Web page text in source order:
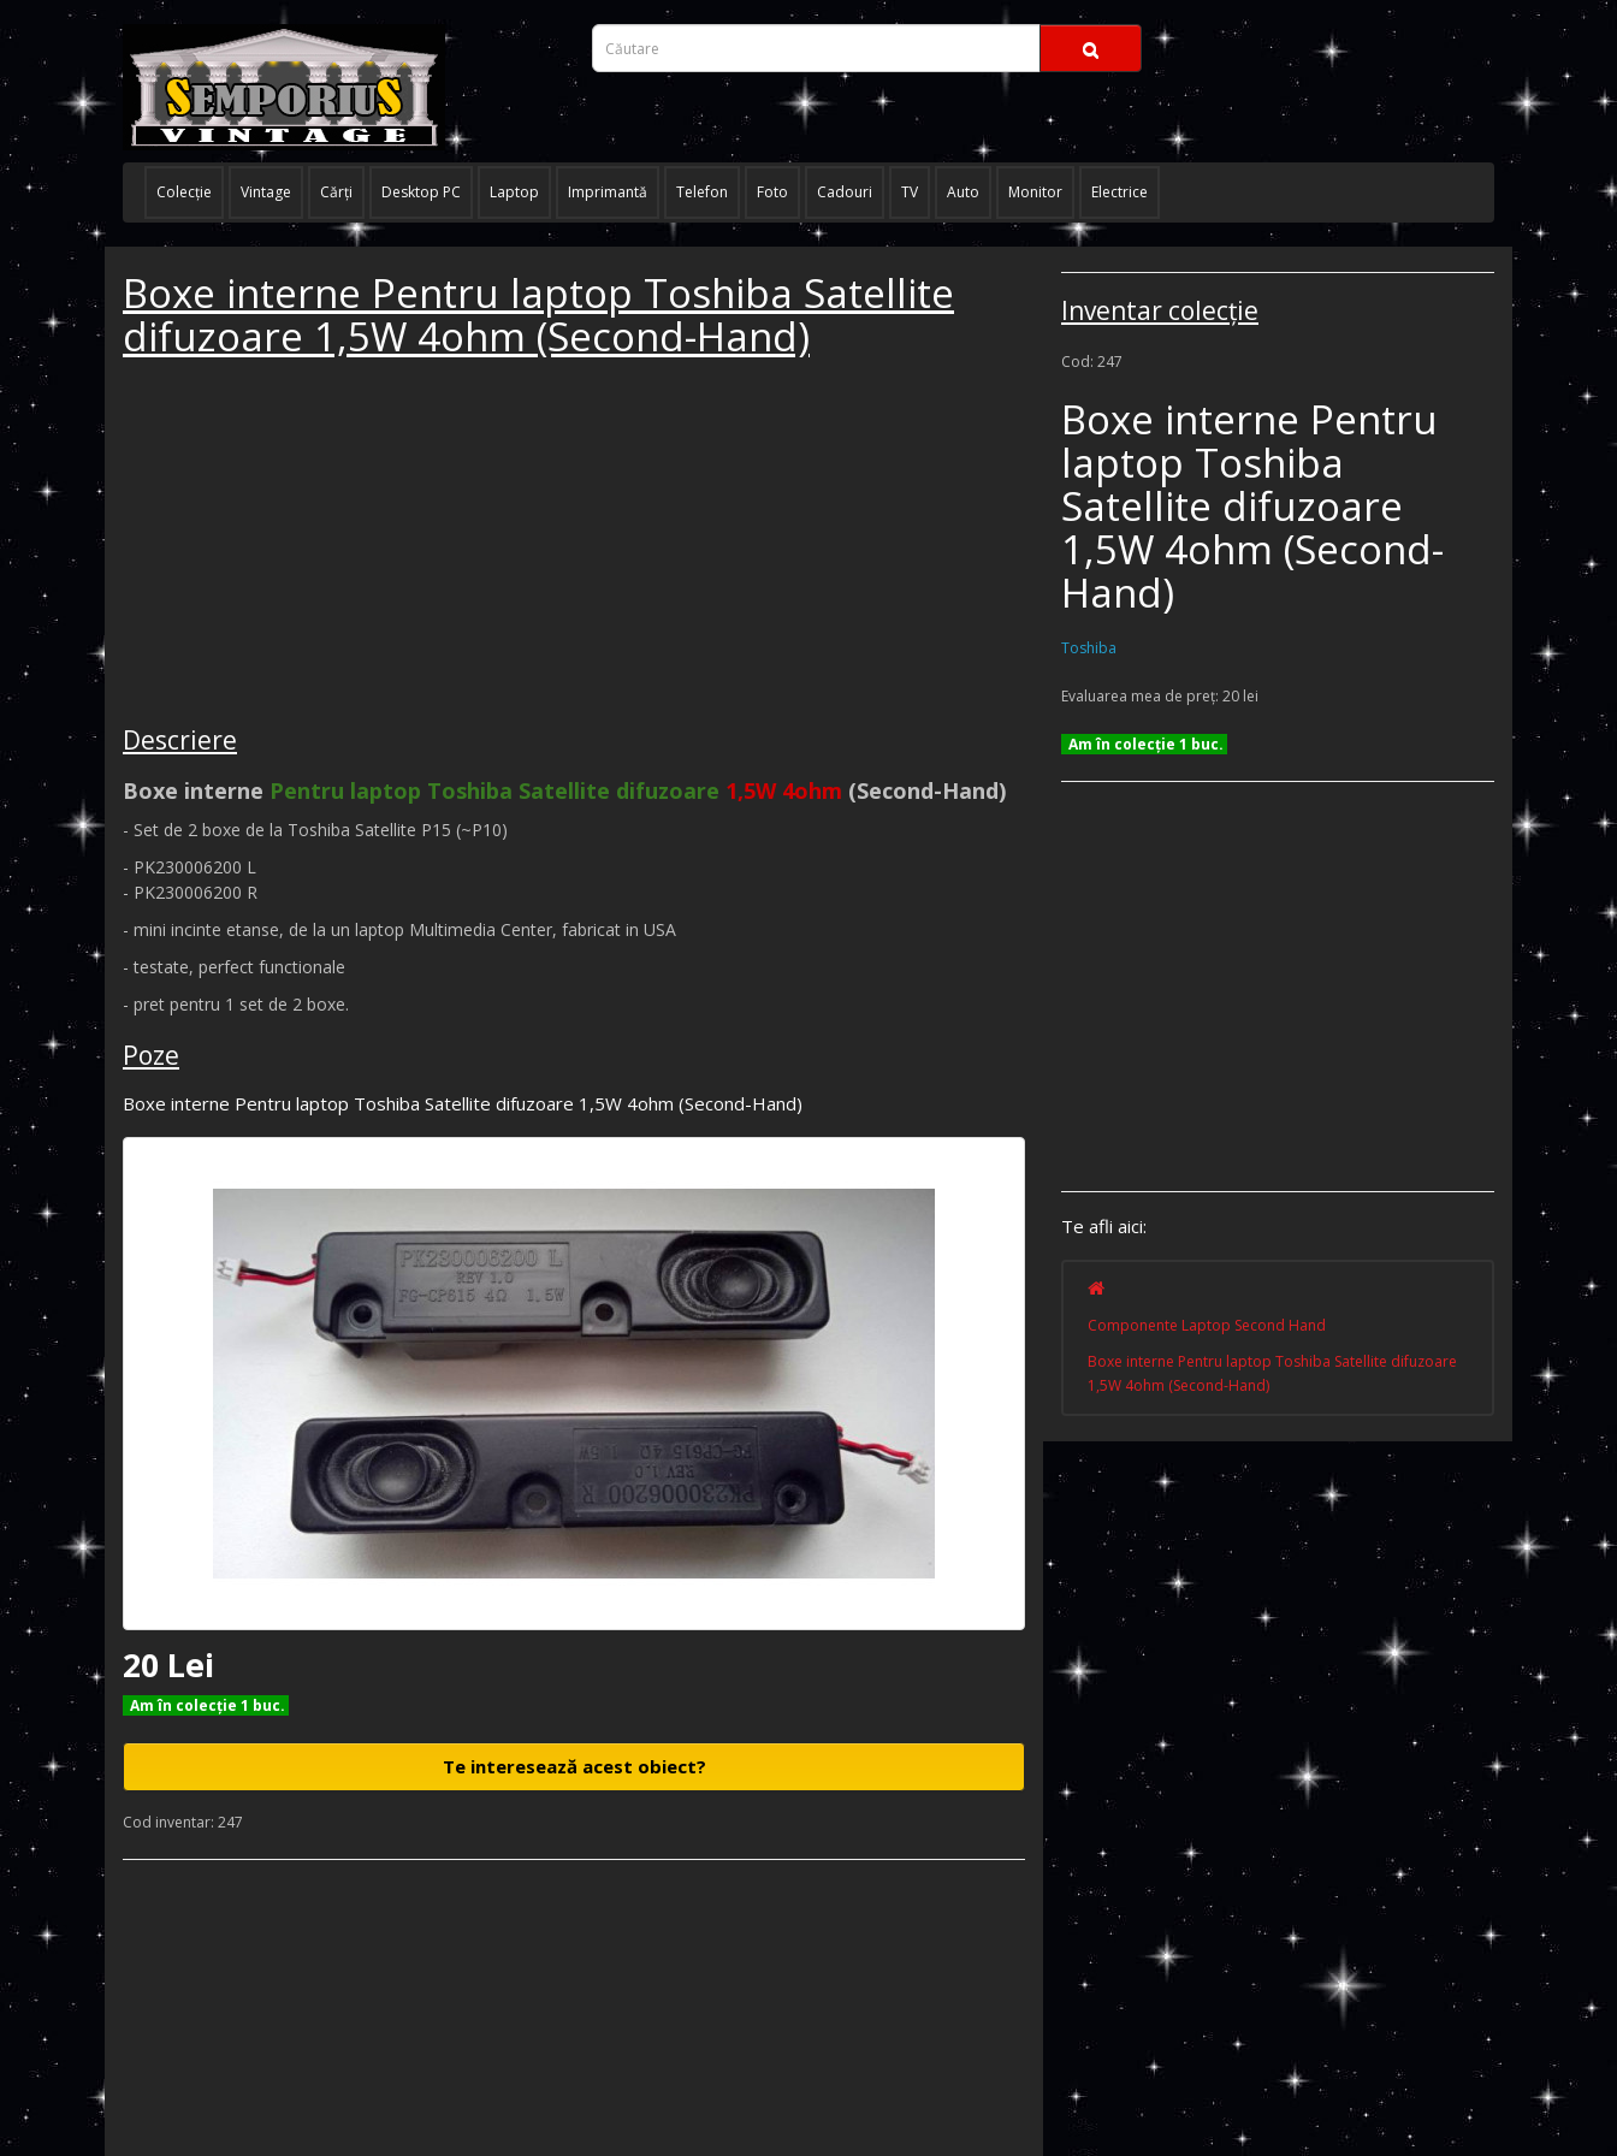
Colecţie Vintage Cărţi Desktop PC Laptop Imprimantă Telefon Foto Cadouri TV Auto Monitor Electrice
Boxe interne Pentru laptop Toshiba Satellite
difuzoare 1,5W 4ohm (Second-Hand)
Descriere
Boxe interne Pentru laptop Toshiba Satellite difuzoare 1,5W 4ohm (Second-Hand)
- Set de 2 boxe de la Toshiba Satellite P15 (~P10)
- PK230006200 L
- PK230006200 R
- mini incinte etanse, de la un laptop Multimedia Center, fabricat in USA
- testate, perfect functionale
- pret pentru 1 set de 2 boxe.
Poze
Boxe interne Pentru laptop Toshiba Satellite difuzoare 1,5W 4ohm (Second-Hand)
20 Lei
Am în colecţie 1 buc.
Te interesează acest obiect?
Cod inventar: 247
Inventar colecţie
Cod: 247
Boxe interne Pentru
laptop Toshiba
Satellite difuzoare
1,5W 4ohm (Second-
Hand)
Toshiba
Evaluarea mea de preţ: 20 lei
Am în colecţie 1 buc.
Te afli aici:
Componente Laptop Second Hand
Boxe interne Pentru laptop Toshiba Satellite difuzoare
1,5W 4ohm (Second-Hand)